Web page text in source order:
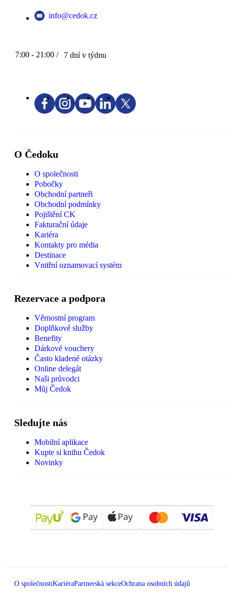
info@cedok.cz
7:00 - 21:00 / 7 dní v týdnu
O Čedoku
O společnosti
Pobočky
Obchodní partneři
Obchodní podmínky
Pojištění CK
Fakturační údaje
Kariéra
Kontakty pro média
Destinace
Vnitřní oznamovací systém
Rezervace a podpora
Věrnostní program
Doplňkové služby
Benefity
Dárkové vouchery
Často kladené otázky
Online delegát
Naši průvodci
Můj Čedok
Sledujte nás
Mobilní aplikace
Kupte si knihu Čedok
Novinky
O společnostiKariéraPartnerská sekceOchrana osobních údajů